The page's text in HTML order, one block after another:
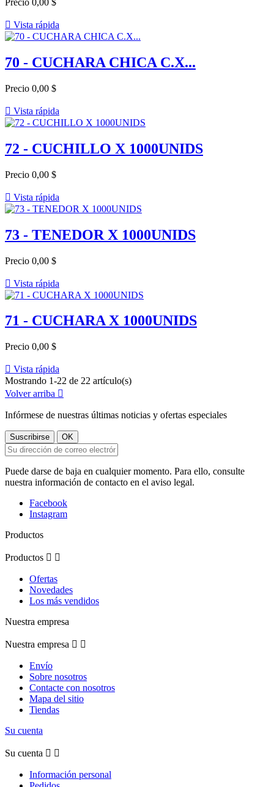
Precio 0,00 $
 Vista rápida
70 - CUCHARA CHICA C.X...
Precio 0,00 $
 Vista rápida
72 - CUCHILLO X 1000UNIDS
Precio 0,00 $
 Vista rápida
73 - TENEDOR X 1000UNIDS
Precio 0,00 $
 Vista rápida
71 - CUCHARA X 1000UNIDS
Precio 0,00 $
 Vista rápida
Mostrando 1-22 de 22 artículo(s)
Volver arriba 
Infórmese de nuestras últimas noticias y ofertas especiales
Puede darse de baja en cualquier momento. Para ello, consulte
nuestra información de contacto en el aviso legal.
Facebook
Instagram
Productos
Productos  
Ofertas
Novedades
Los más vendidos
Nuestra empresa
Nuestra empresa  
Envío
Sobre nosotros
Contacte con nosotros
Mapa del sitio
Tiendas
Su cuenta
Su cuenta  
Información personal